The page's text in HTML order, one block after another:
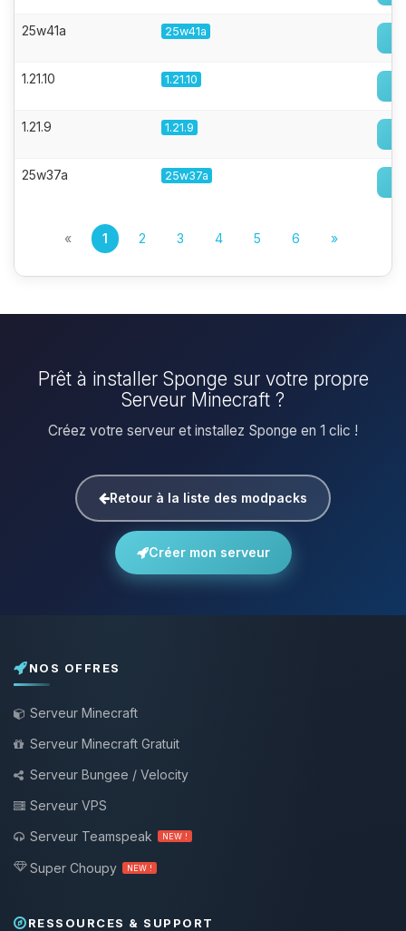
25w41a 25w41a
1.21.10 1.21.10
1.21.9 1.21.9
25w37a 25w37a
« 1 2 3 4 5 6 »
Prêt à installer Sponge sur votre propre
Serveur Minecraft ?
Créez votre serveur et installez Sponge en 1 clic !
Retour à la liste des modpacks
Créer mon serveur
NOS OFFRES
Serveur Minecraft
Serveur Minecraft Gratuit
Serveur Bungee / Velocity
Serveur VPS
Serveur Teamspeak
NEW !
Super Choupy NEW !
RESSOURCES & SUPPORT